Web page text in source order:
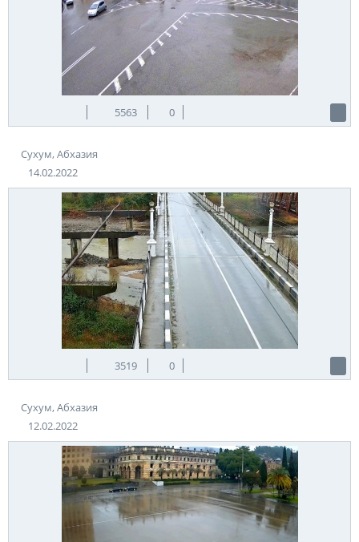
5563 0
Сухум, Абхазия
14.02.2022
3519 0
Сухум, Абхазия
12.02.2022